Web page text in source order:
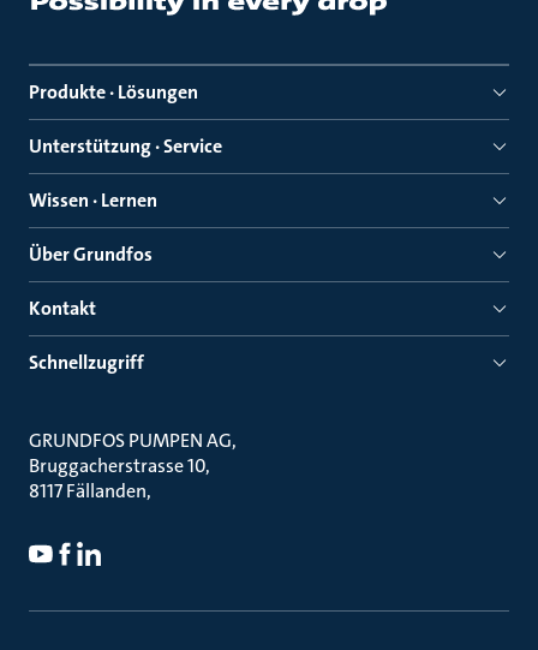
Produkte · Lösungen
Unterstützung · Service
Wissen · Lernen
Über Grundfos
Kontakt
Schnellzugriff
GRUNDFOS PUMPEN AG
Bruggacherstrasse 10
8117 Fällanden